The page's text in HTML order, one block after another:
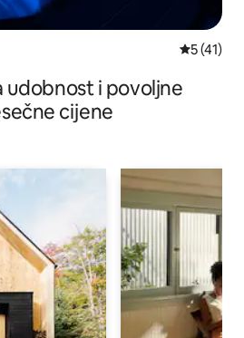
5 (41)
udobnost i povoljne
cijene